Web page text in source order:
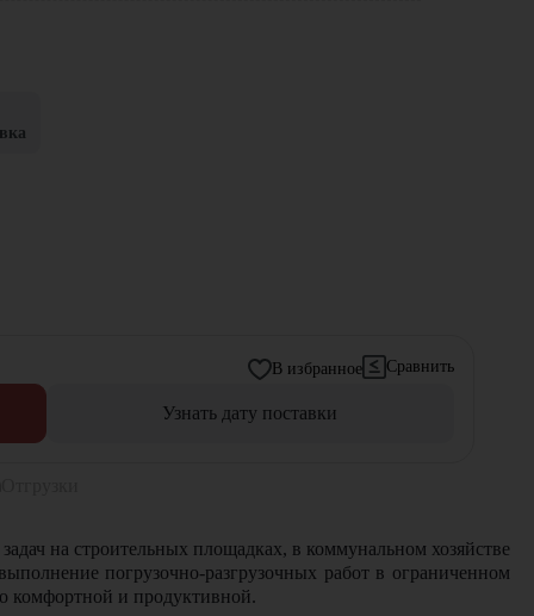
В избранное Сравнить
Узнать дату поставки
на строительных площадках, в коммунальном хозяйстве
погрузочно-разгрузочных работ в ограниченном
комфортной и продуктивной.